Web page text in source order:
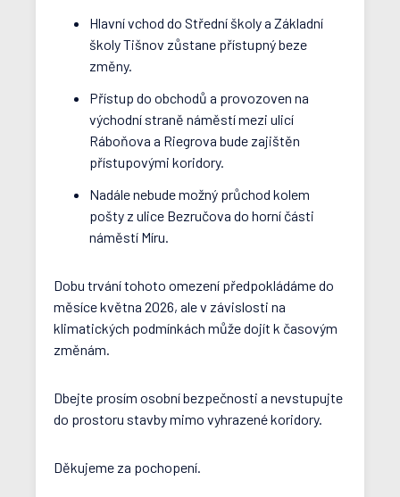
Hlavní vchod do Střední školy a Základní
školy Tišnov zůstane přístupný beze
změny.
Přístup do obchodů a provozoven na
východní straně náměstí mezi ulicí
Ráboňova a Riegrova bude zajištěn
přístupovými koridory.
Nadále nebude možný průchod kolem
pošty z ulice Bezručova do horní části
náměstí Míru.
Dobu trvání tohoto omezení předpokládáme do
měsíce května 2026, ale v závislosti na
klimatických podmínkách může dojít k časovým
změnám.
Dbejte prosím osobní bezpečnosti a nevstupujte
do prostoru stavby mimo vyhrazené koridory.
Děkujeme za pochopení.